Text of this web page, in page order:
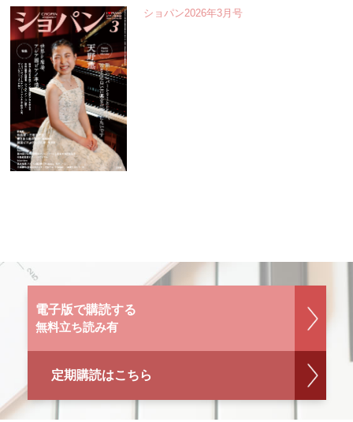
ショパン2026年3月号
電子版で購読する
無料立ち読み有
定期購読はこちら